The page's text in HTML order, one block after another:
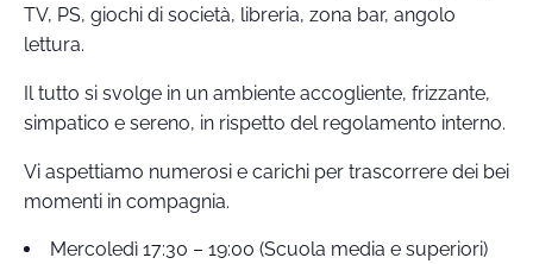
TV, PS, giochi di società, libreria, zona bar, angolo
lettura.
Il tutto si svolge in un ambiente accogliente, frizzante,
simpatico e sereno, in rispetto del regolamento interno.
Vi aspettiamo numerosi e carichi per trascorrere dei bei
momenti in compagnia.
Mercoledì 17:30 – 19:00 (Scuola media e superiori)